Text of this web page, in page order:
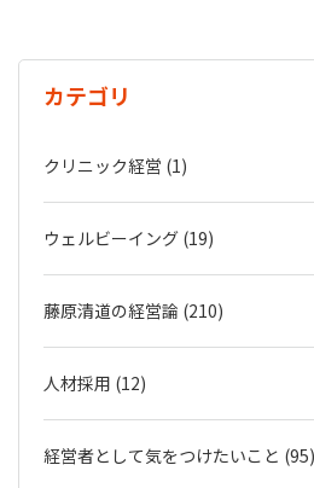
カテゴリ
クリニック経営 (1)
ウェルビーイング (19)
藤原清道の経営論 (210)
人材採用 (12)
経営者として気をつけたいこと (95)